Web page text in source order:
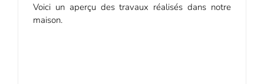
Voici un aperçu des travaux réalisés dans notre
maison.